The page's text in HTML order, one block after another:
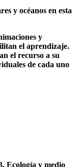
y océanos en esta
y
el aprendizaje.
el recurso a su
de cada uno
Ecología y medio